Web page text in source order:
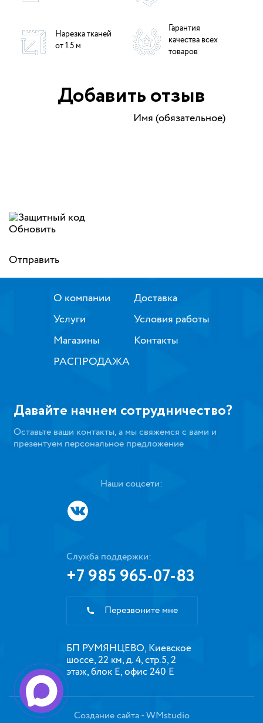
Нарезка тканей
от 1.5 м
Гарантия
качества всех
товаров
Добавить отзыв
Имя (обязательное)
Обновить
Отправить
О компании
Услуги
Магазины
РАСПРОДАЖА
Доставка
Условия работы
Контакты
Давайте начнем сотрудничество?
Оставьте ваши контакты, а мы свяжемся с вами и
презентуем персональное предложение
Наши соцсети:
Служба поддержки:
+7 985 965-07-83
Перезвоните мне
БП РУМЯНЦЕВО, Киевское
шоссе, 22 км, д. 4, стр.5, 2
этаж, блок Е, офис 240 Е
Создание сайта- WMstudio